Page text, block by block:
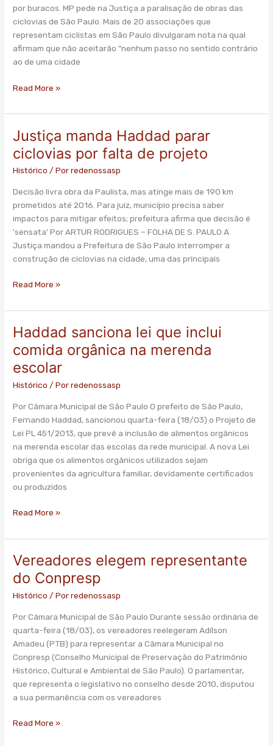
por buracos. MP pede na Justiça a paralisação de obras das
ciclovias de São Paulo. Mais de 20 associações que
representam ciclistas em São Paulo divulgaram nota na qual
afirmam que não aceitarão "nenhum passo no sentido contrário
ao de uma cidade
aceitarão
retrocesso
em
ciclovias
Read More »
Justiça manda Haddad parar
ciclovias por falta de projeto
Histórico / Porredenossasp
Decisão livra obra da Paulista, mas atinge mais de 190 km
prometidos até 2016. Para juiz, município precisa saber
impactos para mitigar efeitos; prefeitura afirma que decisão é
'sensata' Por ARTUR RODRIGUES – FOLHA DE S. PAULO A
Justiça mandou a Prefeitura de São Paulo interromper a
construção de ciclovias na cidade, uma das principais
Justiça
manda
Haddad
parar
falta
de
Read More »
Haddad sanciona lei que inclui
comida orgânica na merenda
escolar
Histórico / Porredenossasp
Por Câmara Municipal de São Paulo O prefeito de São Paulo,
Fernando Haddad, sancionou quarta-feira (18/03) o Projeto de
Lei PL 451/2013, que prevê a inclusão de alimentos orgânicos
na merenda escolar das escolas da rede municipal. A nova Lei
obriga que os alimentos orgânicos utilizados sejam
provenientes da agricultura familiar, devidamente certificados
ou produzidos
Haddad
sanciona
lei
que
inclui
orgânica
na
merenda
escolar
Read More »
Vereadores elegem representante
do Conpresp
Histórico / Porredenossasp
Por Câmara Municipal de São Paulo Durante sessão ordinária de
quarta-feira (18/03), os vereadores reelegeram Adílson
Amadeu (PTB) para representar a Câmara Municipal no
Conpresp (Conselho Municipal de Preservação do Patrimônio
Histórico, Cultural e Ambiental de São Paulo). O parlamentar,
que representa o legislativo no conselho desde 2010, disputou
a sua permanência com os vereadores
Vereadores
elegem
representante
do
Read More »